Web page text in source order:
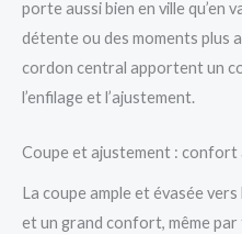
porte aussi bien en ville qu’en
détente ou des moments plus
cordon central apportent un
l’enfilage et l’ajustement.
Coupe et ajustement : confort
La coupe ample et évasée
et un grand confort, même par